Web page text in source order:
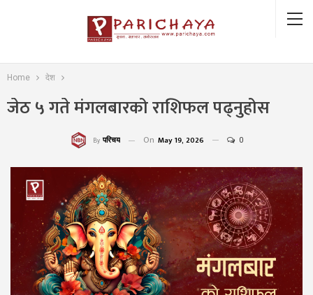
Home देश
जेठ ५ गते मंगलबारको राशिफल पढ्नुहोस
By परिचय On May 19, 2026 0